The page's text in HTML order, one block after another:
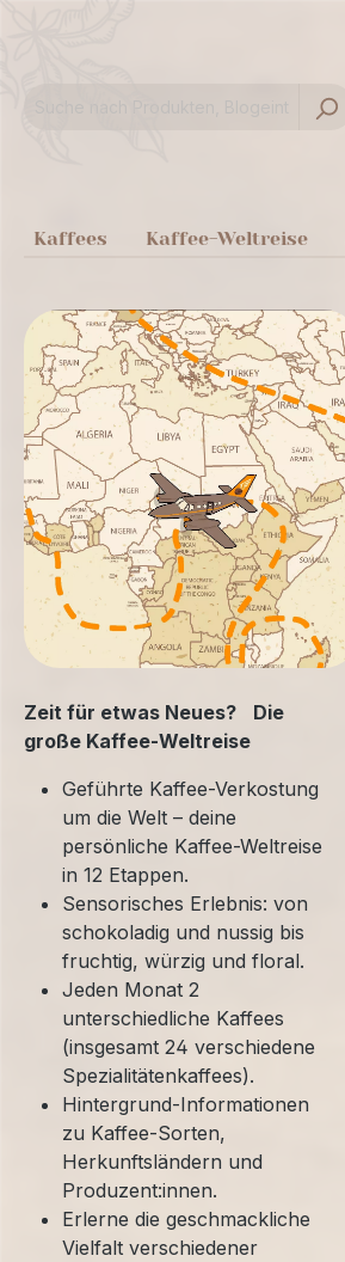
Kaffees Kaffee-Weltreise
Zeit für etwas Neues? Die
große Kaffee-Weltreise
Geführte Kaffee-Verkostung
um die Welt – deine
persönliche Kaffee-Weltreise
in 12 Etappen.
Sensorisches Erlebnis: von
schokoladig und nussig bis
fruchtig, würzig und floral.
Jeden Monat 2
unterschiedliche Kaffees
(insgesamt 24 verschiedene
Spezialitätenkaffees).
Hintergrund-Informationen
zu Kaffee-Sorten,
Herkunftsländern und
Produzent:innen.
Erlerne die geschmackliche
Vielfalt verschiedener